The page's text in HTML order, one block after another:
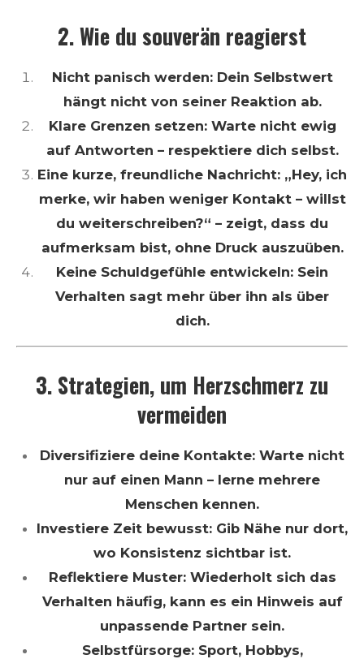
2. Wie du souverän reagierst
Nicht panisch werden: Dein Selbstwert
hängt nicht von seiner Reaktion ab.
Klare Grenzen setzen: Warte nicht ewig
auf Antworten – respektiere dich selbst.
Eine kurze, freundliche Nachricht: „Hey, ich
merke, wir haben weniger Kontakt – willst
du weiterschreiben?“ – zeigt, dass du
aufmerksam bist, ohne Druck auszuüben.
Keine Schuldgefühle entwickeln: Sein
Verhalten sagt mehr über ihn als über
dich.
3. Strategien, um Herzschmerz zu
vermeiden
Diversifiziere deine Kontakte: Warte nicht
nur auf einen Mann – lerne mehrere
Menschen kennen.
Investiere Zeit bewusst: Gib Nähe nur dort,
wo Konsistenz sichtbar ist.
Reflektiere Muster: Wiederholt sich das
Verhalten häufig, kann es ein Hinweis auf
unpassende Partner sein.
Selbstfürsorge: Sport, Hobbys,